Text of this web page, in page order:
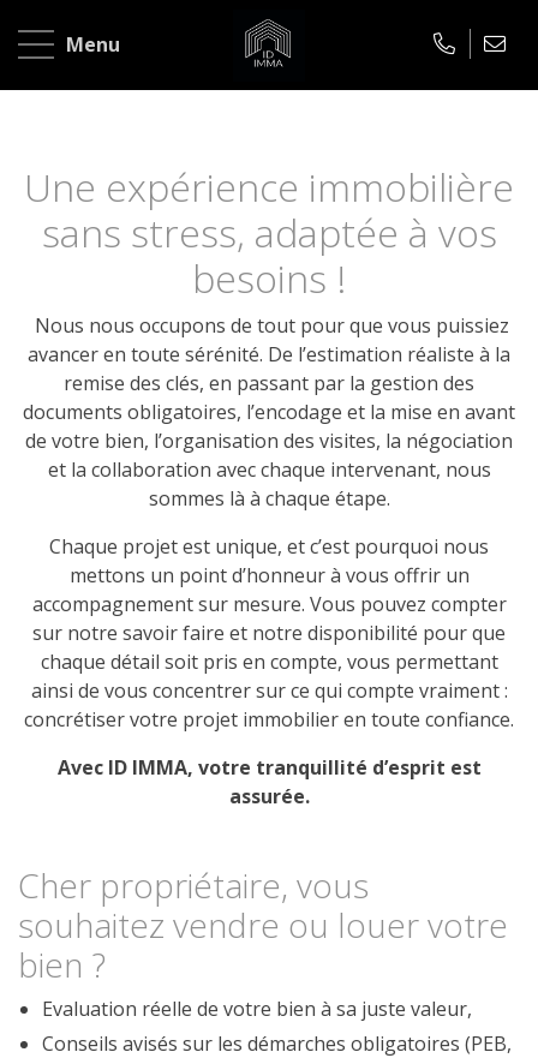
Menu
Accueil
A
A
louer
mission
L'agence
Nos
conseils
Contact
Une expérience immobilière
sans stress, adaptée à vos
besoins !
Nous nous occupons de tout pour que vous puissiez
avancer en toute sérénité. De l’estimation réaliste à la
remise des clés, en passant par la gestion des
documents obligatoires, l’encodage et la mise en avant
de votre bien, l’organisation des visites, la négociation
et la collaboration avec chaque intervenant, nous
sommes là à chaque étape.
Chaque projet est unique, et c’est pourquoi nous
mettons un point d’honneur à vous offrir un
accompagnement sur mesure. Vous pouvez compter
sur notre savoir faire et notre disponibilité pour que
chaque détail soit pris en compte, vous permettant
ainsi de vous concentrer sur ce qui compte vraiment :
concrétiser votre projet immobilier en toute confiance.
Avec ID IMMA, votre tranquillité d’esprit est
assurée.
Cher propriétaire, vous
souhaitez vendre ou louer votre
bien ?
Evaluation réelle de votre bien à sa juste valeur,
Conseils avisés sur les démarches obligatoires (PEB,